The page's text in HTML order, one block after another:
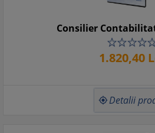
Consilier
1.820,40
 Detalii